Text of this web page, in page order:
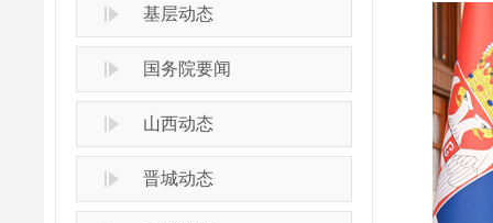
基层动态
国务院要闻
山西动态
晋城动态